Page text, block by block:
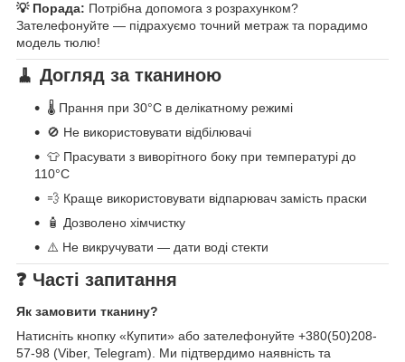
💡 Порада: Потрібна допомога з розрахунком?
Зателефонуйте — підрахуємо точний метраж та порадимо
модель тюлю!
🧹 Догляд за тканиною
🌡️ Прання при 30°C в делікатному режимі
🚫 Не використовувати відбілювачі
👕 Прасувати з виворітного боку при температурі до
110°C
💨 Краще використовувати відпарювач замість праски
🧴 Дозволено хімчистку
⚠️ Не викручувати — дати воді стекти
❓ Часті запитання
Як замовити тканину?
Натисніть кнопку «Купити» або зателефонуйте +380(50)208-
57-98 (Viber, Telegram). Ми підтвердимо наявність та